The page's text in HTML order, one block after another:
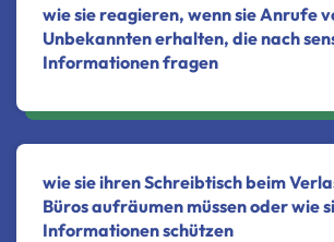
wie sie reagieren, wenn sie Anrufe
Unbekannten erhalten, die nach
Informationen fragen
wie sie ihren Schreibtisch beim
Büros aufräumen müssen oder wie
Informationen schützen